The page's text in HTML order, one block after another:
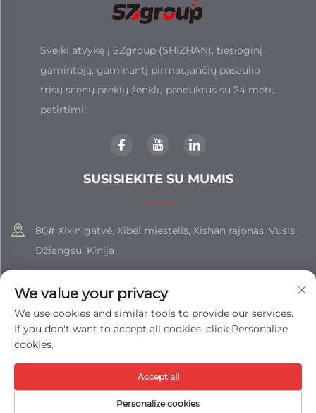
Sveiki atvykę į SZgroup (SHIZHAN), tiesioginį
gamintoją, gaminantį pirmaujančių pasaulio
trisų scenų prekių ženklų produktus su 24 metų
patirtimi!
SUSISIEKITE SU MUMIS
80# Xixin gatvė, Xibei miestelis, Xishan rajonas, Vusis,
Džiangsu, Kinija
[email protected]
Autoriaus teisės © JIANGSU SHIZHAN GROUP CO., LTD. Visos
Privatumo politika
We value your privacy
We use cookies and similar tools to provide our services.
If you don't want to accept all cookies, click Personalize
cookies.
Personalize cookies
Accept all